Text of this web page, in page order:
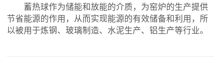
蓄热球作为储能和放能的介质，为窑炉的生产提供
节省能源的作用，从而实现能源的有效储备和利用，所
以被用于炼钢、玻璃制造、水泥生产、铝生产等行业。